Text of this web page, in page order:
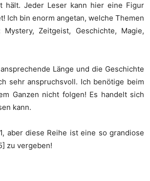
hält. Jeder Leser kann hier eine Figur
Ich bin enorm angetan, welche Themen
Zeitgeist, Geschichte, Magie,
Länge und die Geschichte
sehr anspruchsvoll. Ich benötige beim
Ganzen nicht folgen! Es handelt sich
kann.
aber diese Reihe ist eine so grandiose
zu vergeben!